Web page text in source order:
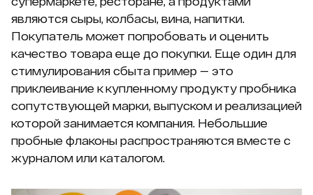
являются сыры, колбасы, вина, напитки.
Покупатель может попробовать и оценить
качество товара еще до покупки. Еще один для
стимулирования сбыта пример — это
приклеивание к купленному продукту пробника
сопутствующей марки, выпуском и реализацией
которой занимается компания. Небольшие
пробные флаконы распространяются вместе с
журналом или каталогом.